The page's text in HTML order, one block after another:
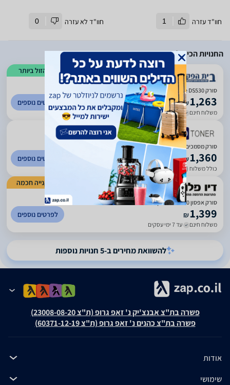
חוו"ד עזרה 1 חוו"ד לא עזרה 0
החנויות הכי זולות
הזול ביותר
4.5
(
83
)
סורק Epson WorkForce DS530 אפסון מקצועי
₪1,263
משלוח חינם עד 3 ימי עסקים
לפרטים נוספים
5
(
19
)
סורק מסמכים עם מזין נייר EPSON Ds-530
₪1,360
כולל משלוח (45 ₪) עד 5 ימי עסקים
לפרטים נוספים
קנייה חכמה
5
(
482
)
סורק אפסון Epson DS-530
₪1,399
משלוח חינם עד 7 ימי עסקים
לפרטים נוספים
להשוואת מחירים ב-5 חנויות נוספות
פשרה בת"צ אבנצ'יק נ' זאפ גרופ (ת"צ 23008-08-20)
פשרה בת"צ כהנים נ' זאפ גרופ (ת"צ 60371-12-19)
אודות
שימושי